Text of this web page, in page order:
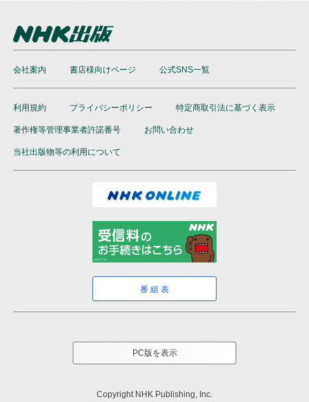
会社案内 書店様向けページ 公式SNS一覧
利用規約 プライバシーポリシー 特定商取引法に基づく表示
著作権等管理事業者許諾番号 お問い合わせ
当社出版物等の利用について
番組表
PC版を表示
Copyright NHK Publishing, Inc.